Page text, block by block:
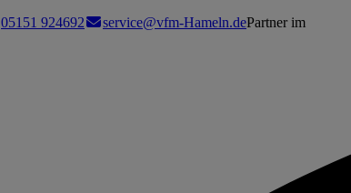
05151 924692 service@vfm-Hameln.dePartner im